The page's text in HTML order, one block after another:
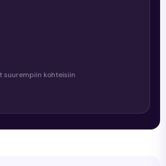
suurempiin kohteisiin